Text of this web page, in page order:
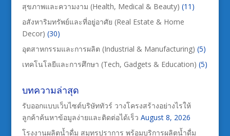
สุขภาพและความงาม (Health, Medical & Beauty) (11)
อสังหาริมทรัพย์และที่อยู่อาศัย (Real Estate & Home
Decor) (30)
อุตสาหกรรมและการผลิต (Industrial & Manufacturing) (5)
เทคโนโลยีและการศึกษา (Tech, Gadgets & Education) (5)
บทความล่าสุด
รับออกแบบเว็บไซต์บริษัททัวร์ วางโครงสร้างอย่างไรให้
ลูกค้าค้นหาข้อมูลง่ายและติดต่อได้เร็ว August 8, 2026
โรงงานผลิตน้ำดื่ม สมุทรปราการ พร้อมบริการผลิตน้ำดื่ม